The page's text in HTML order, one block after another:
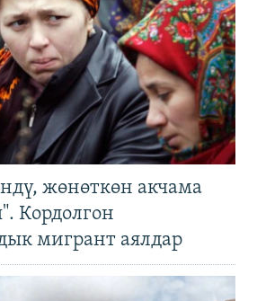
жөнөткөн акчама
Кордолгон
мигрант аялдар